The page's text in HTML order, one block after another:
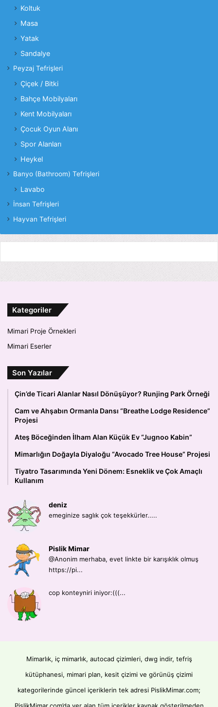
Koltuk
Masa
Yatak
Sandalye
Peyzaj Tefrişleri
Çiçek / Bitki
Bahçe Mobilyaları
Kent Mobilyaları
Çocuk Oyun Alanı
Spor Alanları
Heykel
Banyo (Bathroom) Tefrişleri
Lavabo
İnsan Tefrişleri
Hayvan Tefrişleri
Kategoriler
Mimari Proje Örnekleri
Mimari Eserler
Son Yazılar
Çin’de Ticari Alanlar Nasıl Dönüşüyor? Runjing Park Örneği
Cam ve Ahşabın Ormanla Dansı “Breathe Lodge Residence”
Projesi
Ateş Böceğinden İlham Alan Küçük Ev “Jugnoo Kabin”
Mimarlığın Doğayla Diyaloğu “Avocado Tree House” Projesi
Tiyatro Tasarımında Yeni Dönem: Esneklik ve Çok Amaçlı
Kullanım
deniz
emeginize saglık çok teşekkürler.....
Pislik Mimar
@Anonim merhaba, evet linkte bir karışıklık olmuş
https://pi...
cop konteyniri iniyor:(((...
Mimarlık, iç mimarlık, autocad çizimleri, dwg indir, tefriş
kütüphanesi, mimari plan, kesit çizimi ve görünüş çizimi
kategorilerinde güncel içeriklerin tek adresi PislikMimar.com;